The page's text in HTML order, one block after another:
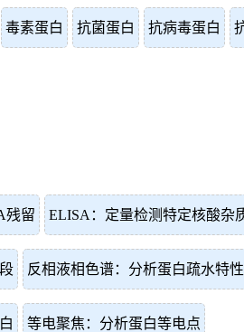
毒素蛋白 抗菌蛋白 抗病毒蛋白
残留 ELISA：定量检测特定核酸杂
反相液相色谱：分析蛋白疏水特性
等电聚焦：分析蛋白等电点